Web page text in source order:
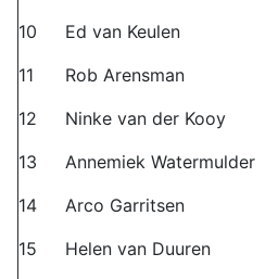
10
Ed van Keulen
11
Rob Arensman
12
Ninke van der Kooy
13
Annemiek Watermulder
14
Arco Garritsen
15
Helen van Duuren